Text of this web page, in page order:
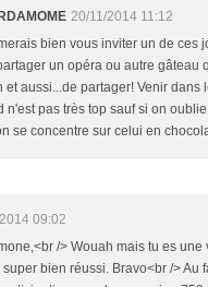
20/11/2014 11:12
bien vous inviter un de ces
un opéra ou autre gâteau
et aussi...de partager! Venir dans
n'est pas très top sauf si on
se concentre sur celui en
09:02
/> Wouah mais tu es une
super bien réussi. Bravo<br /> Au